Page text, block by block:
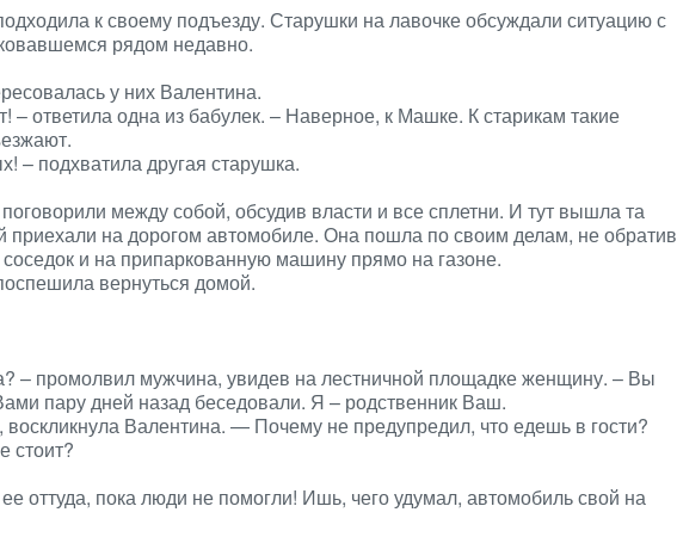
к своему подъезду. Старушки на лавочке обсуждали ситуацию с
рядом недавно.
у них Валентина.
ответила одна из бабулек. – Наверное, к Машке. К старикам такие
– подхватила другая старушка.
между собой, обсудив власти и все сплетни. И тут вышла та
приехали на дорогом автомобиле. Она пошла по своим делам, не обратив
и на припаркованную машину прямо на газоне.
вернуться домой.
– промолвил мужчина, увидев на лестничной площадке женщину. – Вы
пару дней назад беседовали. Я – родственник Ваш.
Валентина. — Почему не предупредил, что едешь в гости?
стоит?
оттуда, пока люди не помогли! Ишь, чего удумал, автомобиль свой на